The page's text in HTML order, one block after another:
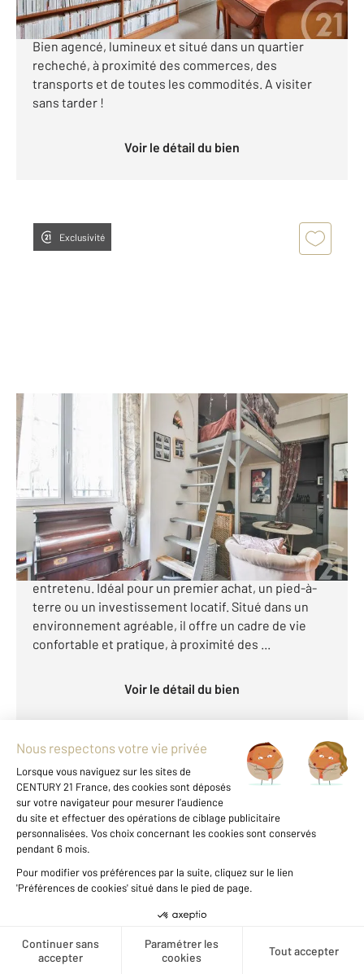
Créer une alerte
PARIS XIV Appartement de 32m², rue Bénard. Idéal
pour un premier achat ou un investissement locatif.
Bien agencé, lumineux et situé dans un quartier
recheché, à proximité des commerces, des
transports et de toutes les commodités. A visiter
sans tarder !
Voir le détail du bien
Exclusivité
PARIS 75014
20,87 m
, 1 pièce
Ref : 11855
Appartement F1 à vendre
215 000 €
PARIS XIV - PERNETY Découvrez ce magnifique
studio, lumineux, fonctionnel et soigneusement
entretenu. Idéal pour un premier achat, un pied-à-
terre ou un investissement locatif. Situé dans un
environnement agréable, il offre un cadre de vie
confortable et pratique, à proximité des ...
Voir le détail du bien
PARIS 75014
Voir les prix au m2 de cette
zone